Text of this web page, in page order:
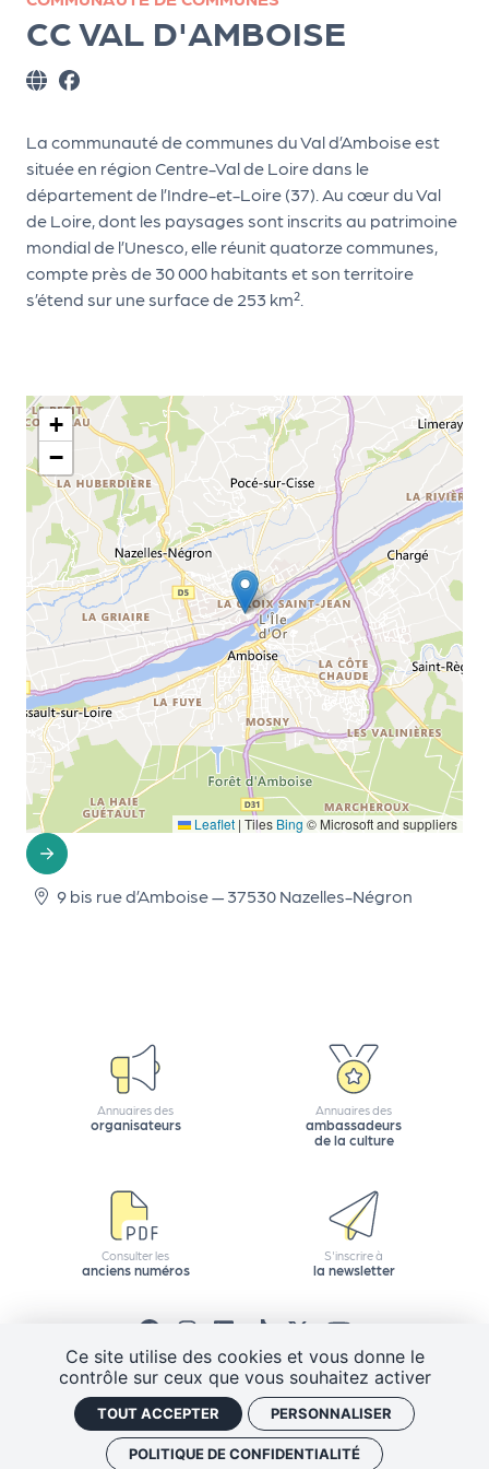
Ce site utilise des cookies et vous donne le
contrôle sur ceux que vous souhaitez activer
TOUT ACCEPTER PERSONNALISER
POLITIQUE DE CONFIDENTIALITÉ
CC VAL D'AMBOISE
La communauté de communes du Val d’Amboise est
située en région Centre-Val de Loire dans le
département de l’Indre-et-Loire (37). Au cœur du Val
de Loire, dont les paysages sont inscrits au patrimoine
mondial de l’Unesco, elle réunit quatorze communes,
compte près de 30 000 habitants et son territoire
s’étend sur une surface de 253 km².
+
−
Leaflet | Tiles Bing © Microsoft and suppliers
9 bis rue d’Amboise — 37530 Nazelles-Négron
Annuaires des
organisateurs
Annuaires des
ambassadeurs
de la culture
Consulter les
anciens numéros
S'inscrire à
la newsletter
CGV Mentions légales
Plan de site
Politique de confidentialité
Gestion des cookies
J'ai un code promo
Retrouver vos commandes
ns
PR
O
G!
PR
O
G!
Le
Ma
Sui
vr
le
PR
O
G!
N
os
se
rvi
s
L
e